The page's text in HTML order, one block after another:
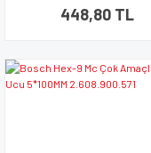
448,80 TL